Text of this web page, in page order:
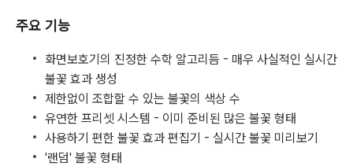
주요 기능
화면보호기의 진정한 수학 알고리듬 - 매우 사실적인 실시간
불꽃 효과 생성
제한없이 조합할 수 있는 불꽃의 색상 수
유연한 프리셋 시스템 - 이미 준비된 많은 불꽃 형태
사용하기 편한 불꽃 효과 편집기 - 실시간 불꽃 미리보기
'랜덤' 불꽃 형태